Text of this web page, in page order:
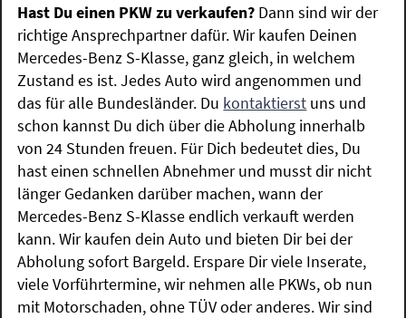
Hast Du einen PKW zu verkaufen? Dann sind wir der
richtige Ansprechpartner dafür. Wir kaufen Deinen
Mercedes-Benz S-Klasse, ganz gleich, in welchem
Zustand es ist. Jedes Auto wird angenommen und
das für alle Bundesländer. Du kontaktierst uns und
schon kannst Du dich über die Abholung innerhalb
von 24 Stunden freuen. Für Dich bedeutet dies, Du
hast einen schnellen Abnehmer und musst dir nicht
länger Gedanken darüber machen, wann der
Mercedes-Benz S-Klasse endlich verkauft werden
kann. Wir kaufen dein Auto und bieten Dir bei der
Abholung sofort Bargeld. Erspare Dir viele Inserate,
viele Vorführtermine, wir nehmen alle PKWs, ob nun
mit Motorschaden, ohne TÜV oder anderes. Wir sind